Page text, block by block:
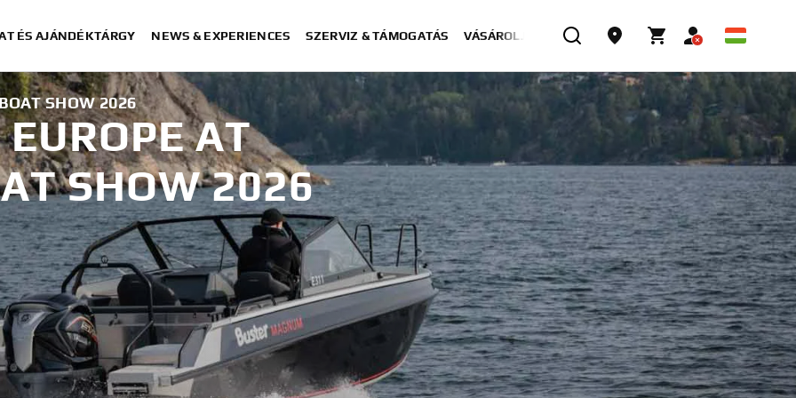
ÉS AJÁNDÉKTÁRGY NEWS & EXPERIENCES SZERVIZ & TÁMOGATÁS VÁSÁROLJON MOST
SHOW 2026
AT
SHOW 2026